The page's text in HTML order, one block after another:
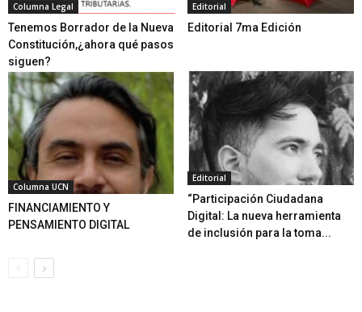
Columna Legal
Tenemos Borrador de la Nueva
Constitución,¿ahora qué pasos
siguen?
Editorial
Editorial 7ma Edición
Columna UCN
FINANCIAMIENTO Y
PENSAMIENTO DIGITAL
Editorial
“Participación Ciudadana
Digital: La nueva herramienta
de inclusión para la toma...